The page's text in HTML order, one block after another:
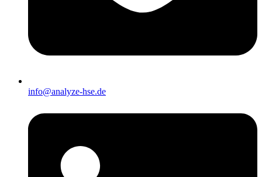
info@analyze-hse.de